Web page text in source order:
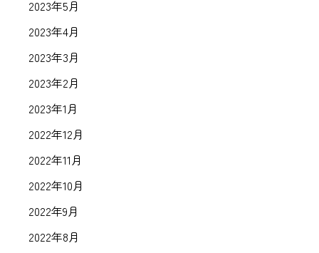
2023年5月
2023年4月
2023年3月
2023年2月
2023年1月
2022年12月
2022年11月
2022年10月
2022年9月
2022年8月